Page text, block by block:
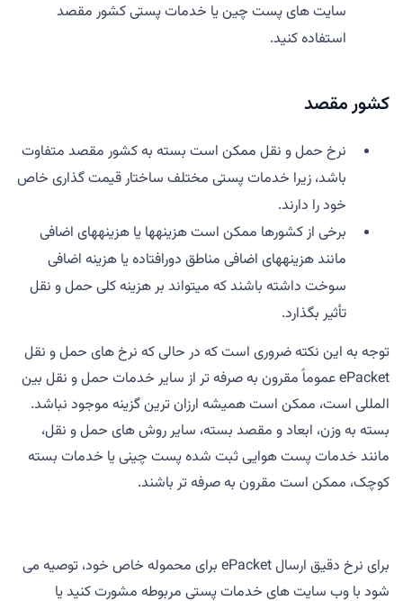
سایت های پست چین یا خدمات پستی کشور مقصد
استفاده کنید.
کشور مقصد
نرخ حمل و نقل ممکن است بسته به کشور مقصد متفاوت
باشد، زیرا خدمات پستی مختلف ساختار قیمت گذاری خاص
خود را دارند.
برخی از کشورها ممکن است هزینهها یا هزینههای اضافی
مانند هزینههای اضافی مناطق دورافتاده یا هزینه اضافی
سوخت داشته باشند که میتواند بر هزینه کلی حمل و نقل
تأثیر بگذارد.
توجه به این نکته ضروری است که در حالی که نرخ های حمل و نقل
ePacket عموماً مقرون به صرفه تر از سایر خدمات حمل و نقل بین
المللی است، ممکن است همیشه ارزان ترین گزینه موجود نباشد.
بسته به وزن، ابعاد و مقصد بسته، سایر روش های حمل و نقل،
مانند خدمات پست هوایی ثبت شده پست چینی یا خدمات بسته
کوچک، ممکن است مقرون به صرفه تر باشند.
برای نرخ دقیق ارسال ePacket برای محموله خاص خود، توصیه می
شود با وب سایت های خدمات پستی مربوطه مشورت کنید یا